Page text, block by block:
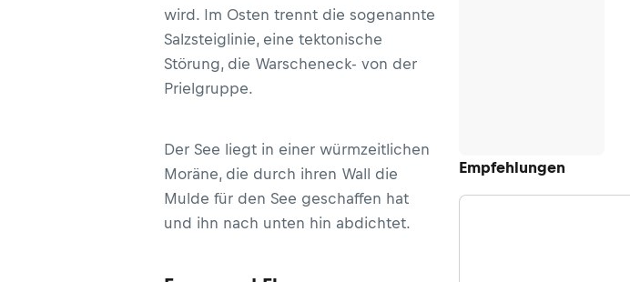
Empfehlungen
wird. Im Osten trennt die sogenannte
Salzsteiglinie, eine tektonische
Störung, die Warscheneck- von der
Prielgruppe.
Der See liegt in einer würmzeitlichen
Moräne, die durch ihren Wall die
Mulde für den See geschaffen hat
und ihn nach unten hin abdichtet.